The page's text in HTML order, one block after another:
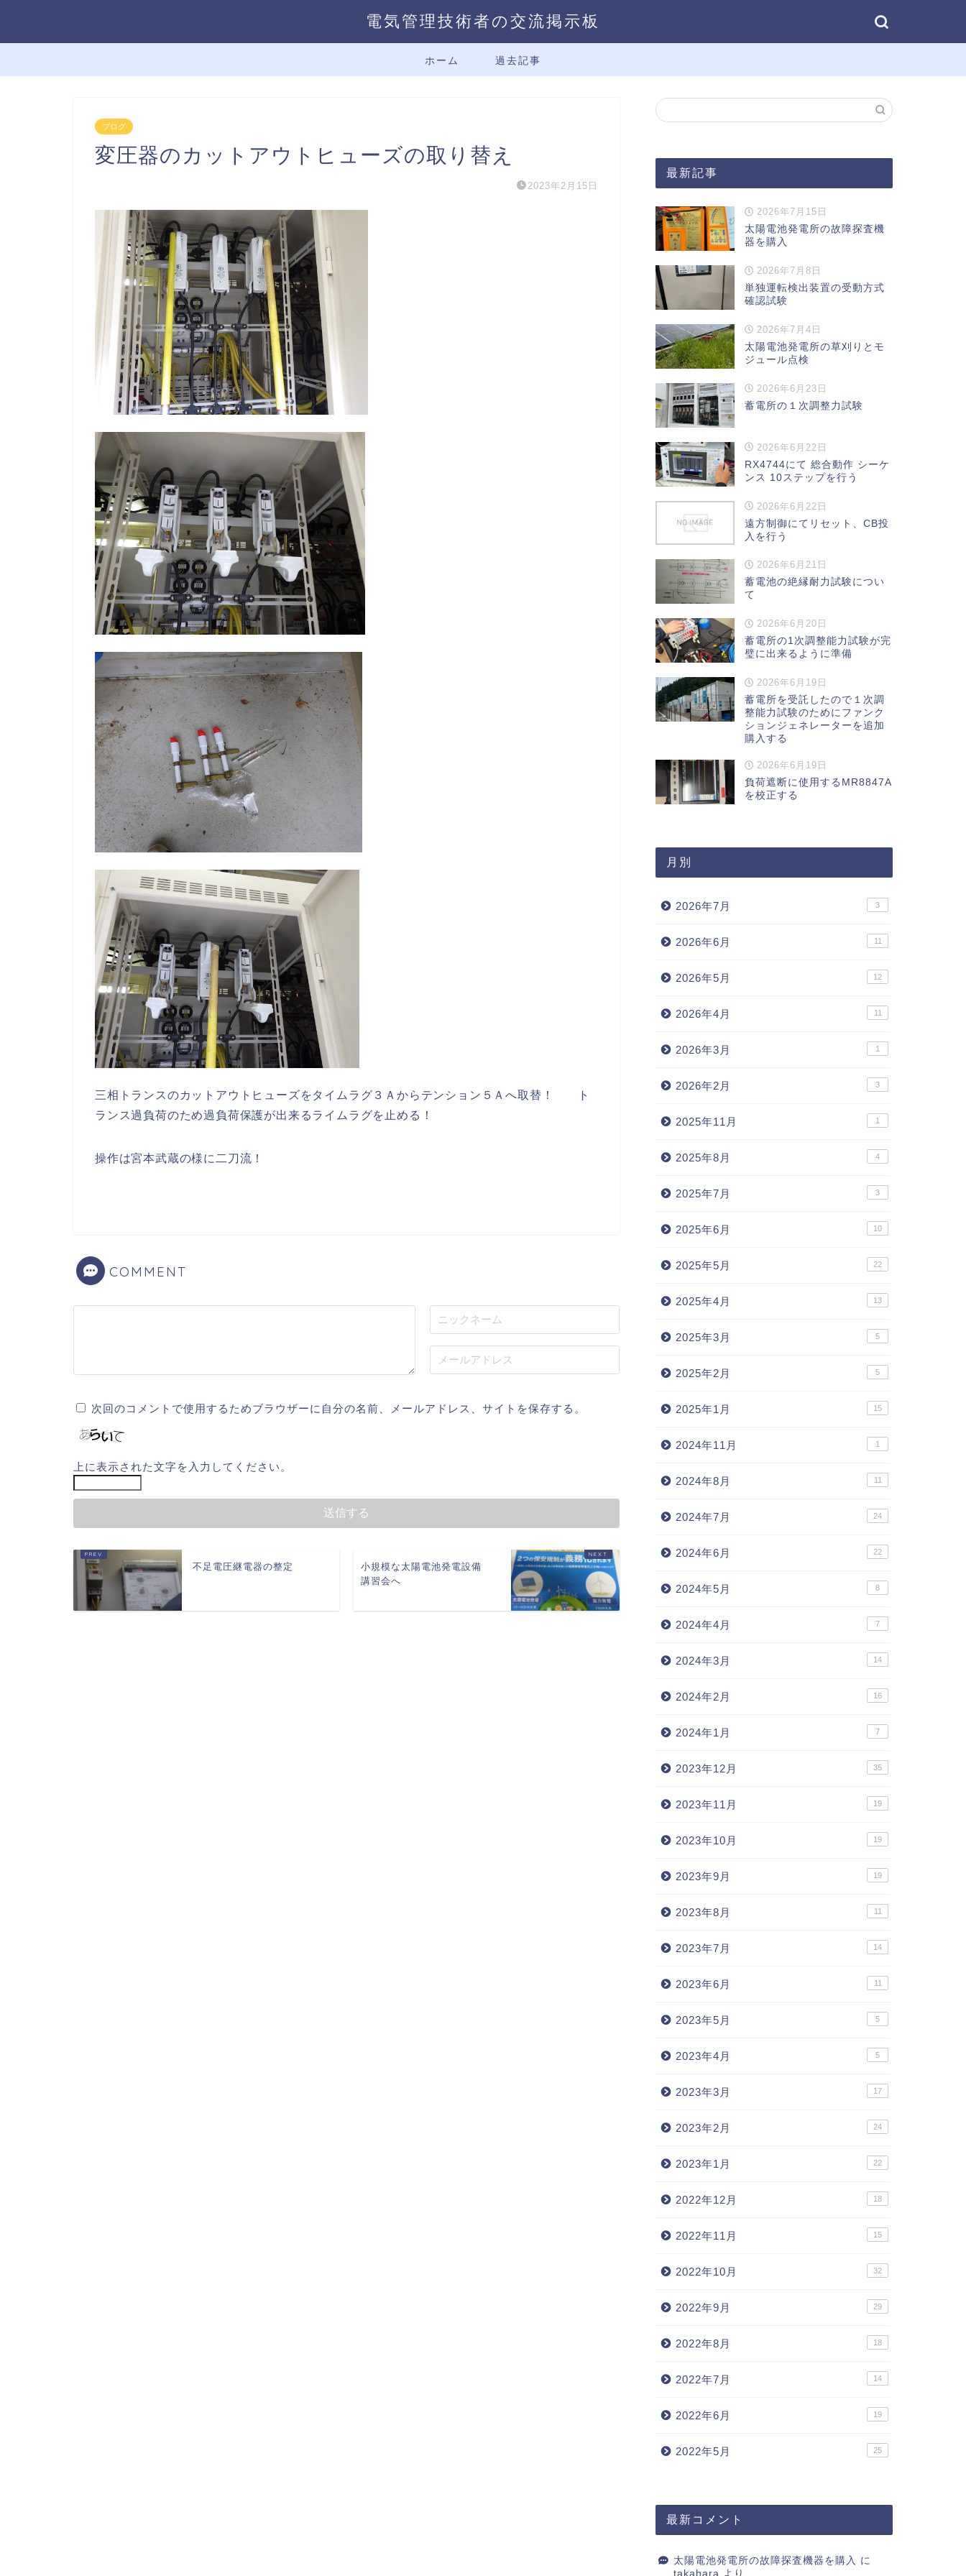
電気管理技術者の交流掲示板
ホーム 過去記事
ブログ
変圧器のカットアウトヒューズの取り替え
2023年2月15日
三相トランスのカットアウトヒューズをタイムラグ３Ａからテンション５Ａへ取替！ ト
ランス過負荷のため過負荷保護が出来るライムラグを止める！
操作は宮本武蔵の様に二刀流！
COMMENT
次回のコメントで使用するためブラウザーに自分の名前、メールアドレス、サイトを保存する。
上に表示された文字を入力してください。
不足電圧継電器の整定
小規模な太陽電池発電設備
講習会へ
最新記事
2026年7月15日
太陽電池発電所の故障探査機
器を購入
2026年7月8日
単独運転検出装置の受動方式
確認試験
2026年7月4日
太陽電池発電所の草刈りとモ
ジュール点検
2026年6月23日
蓄電所の１次調整力試験
2026年6月22日
RX4744にて 総合動作 シーケ
ンス 10ステップを行う
2026年6月22日
遠方制御にてリセット、CB投
入を行う
2026年6月21日
蓄電池の絶縁耐力試験につい
て
2026年6月20日
蓄電所の1次調整能力試験が完
璧に出来るように準備
2026年6月19日
蓄電所を受託したので１次調
整能力試験のためにファンク
ションジェネレーターを追加
購入する
2026年6月19日
負荷遮断に使用するMR8847A
を校正する
月別
2026年7月 3
2026年6月 11
2026年5月 12
2026年4月 11
2026年3月 1
2026年2月 3
2025年11月 1
2025年8月 4
2025年7月 3
2025年6月 10
2025年5月 22
2025年4月 13
2025年3月 5
2025年2月 5
2025年1月 15
2024年11月 1
2024年8月 11
2024年7月 24
2024年6月 22
2024年5月 8
2024年4月 7
2024年3月 14
2024年2月 16
2024年1月 7
2023年12月 35
2023年11月 19
2023年10月 19
2023年9月 19
2023年8月 11
2023年7月 14
2023年6月 11
2023年5月 5
2023年4月 5
2023年3月 17
2023年2月 24
2023年1月 22
2022年12月 18
2022年11月 15
2022年10月 32
2022年9月 29
2022年8月 18
2022年7月 14
2022年6月 19
2022年5月 25
最新コメント
太陽電池発電所の故障探査機器を購入 に
takahara より